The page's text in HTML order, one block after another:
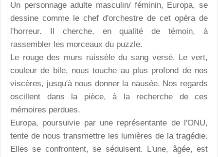
Un personnage adulte masculin/ féminin, Europa, se
dessine comme le chef d'orchestre de cet opéra de
l'horreur. Il cherche, en qualité de témoin, à
rassembler les morceaux du puzzle.
Le rouge des murs ruissèle du sang versé. Le vert,
couleur de bile, nous touche au plus profond de nos
viscères, jusqu'à nous donner la nausée. Nos regards
oscillent dans la pièce, à la recherche de ces
mémoires perdues.
Europa, poursuivie par une représentante de l'ONU,
tente de nous transmettre les lumières de la tragédie.
Elles se confrontent, se séduisent. L'une, âgée, est